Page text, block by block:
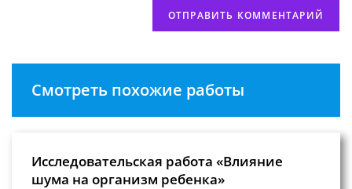
Смотреть похожие работы
Исследовательская работа «Влияние
шума на организм ребенка»